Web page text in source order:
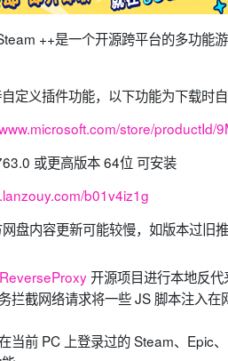
++是一个开源跨平台的多功
定义插件功能，以下功能为下载时
store/productId/
或更高版本 64位 可安装
b01v4iz1g
盘内容更新可能较慢，如版本过旧
开源项目进行本地反代
拦截网络请求将一些 JS 脚本注入在
当前 PC 上登录过的 Steam、Epic